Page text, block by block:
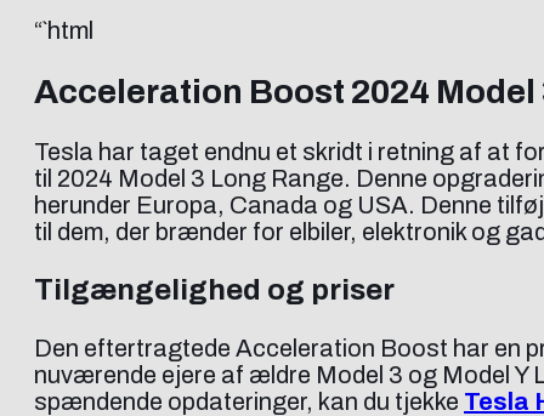
“`html
Acceleration Boost 2024
Tesla har taget endnu et skridt i retning af at
til 2024 Model 3 Long Range. Denne
herunder Europa, Canada og USA. Denne
til dem, der brænder for elbiler, elektronik og
Tilgængelighed og priser
Den eftertragtede Acceleration Boost har en
nuværende ejere af ældre Model 3 og Model Y
spændende opdateringer, kan du tjekke Tesla